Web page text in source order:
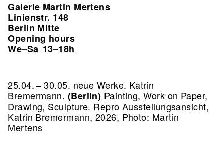
Galerie Martin Mertens
Linienstr. 148
Berlin Mitte
Opening hours
We–Sa 13–18h
25.04. – 30.05. neue Werke. Katrin
Bremermann. (Berlin) Painting, Work on Paper,
Drawing, Sculpture. Repro Ausstellungsansicht,
Katrin Bremermann, 2026, Photo: Martin
Mertens